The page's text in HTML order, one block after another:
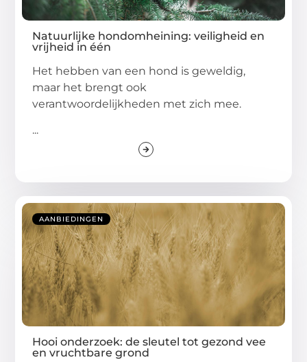
Natuurlijke hondomheining: veiligheid en
vrijheid in één
Het hebben van een hond is geweldig,
maar het brengt ook
verantwoordelijkheden met zich mee.
...
AANBIEDINGEN
Hooi onderzoek: de sleutel tot gezond vee
en vruchtbare grond